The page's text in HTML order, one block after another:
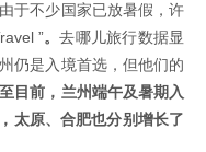
于不少国家已放暑假，许
”。去哪儿旅行数据显
仍是入境首选，但他们的
目前，兰州端午及暑期入
太原、合肥也分别增长了